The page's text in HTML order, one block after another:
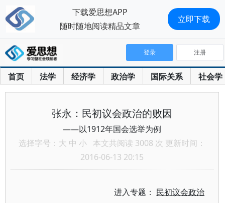
首页 法学 经济学 政治学 国际关系 社会学
登录 注册
张永：民初议会政治的败因
——以1912年国会选举为例
选择字号： 大 中 小 本文共阅读 3008 次 更新时间：
2016-06-13 20:15
进入专题： 民初议会政治
下载爱思想APP
随时随地阅读精品文章
立即下载